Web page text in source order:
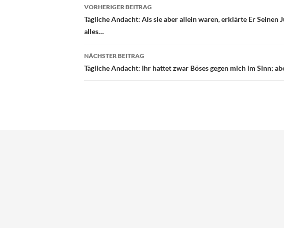
VORHERIGER BEITRAG
Tägliche Andacht: Als sie aber allein waren, erklärte Er Seinen
alles…
NÄCHSTER BEITRAG
Tägliche Andacht: Ihr hattet zwar Böses gegen mich im Sinn;